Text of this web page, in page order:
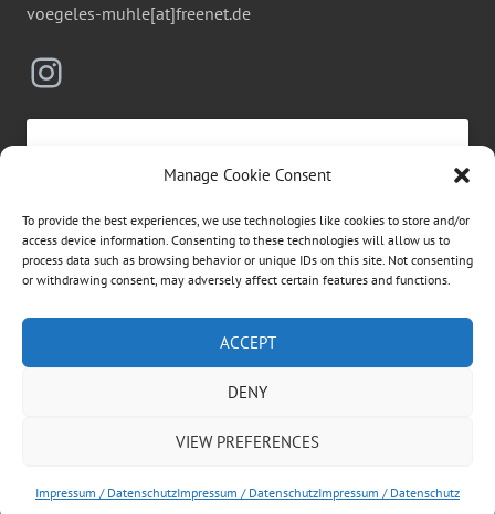
Manage Cookie Consent
To provide the best experiences, we use technologies like cookies to store and/or
access device information. Consenting to these technologies will allow us to
process data such as browsing behavior or unique IDs on this site. Not consenting
or withdrawing consent, may adversely affect certain features and functions.
ACCEPT
DENY
VIEW PREFERENCES
Impressum / DatenschutzImpressum / DatenschutzImpressum / Datenschutz
voegeles-muhle[at]freenet.de
Instagram
enable this content
Suchen